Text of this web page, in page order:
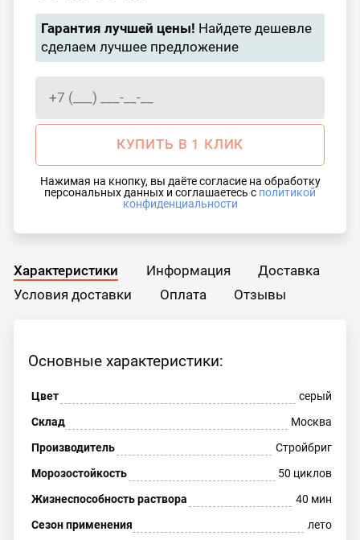
Гарантия лучшей цены! Найдете дешевле
сделаем лучшее предложение
КУПИТЬ В 1 КЛИК
Нажимая на кнопку, вы даёте согласие на обработку
персональных данных и соглашаетесь с политикой
конфиденциальности
Характеристики Информация
Доставка
Условия доставки
Оплата Отзывы
Основные характеристики:
Цвет
серый
Склад
Москва
Производитель
Стройбриг
Морозостойкость
50 циклов
Жизнеспособность раствора
40 мин
Сезон применения
лето